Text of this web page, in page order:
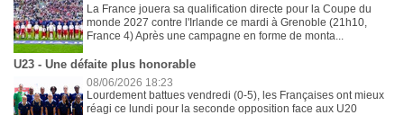
La France jouera sa qualification directe pour la Coupe du
monde 2027 contre l'Irlande ce mardi à Grenoble (21h10,
France 4) Après une campagne en forme de monta...
U23 - Une défaite plus honorable
08/06/2026 18:23
Lourdement battues vendredi (0-5), les Françaises ont mieux
réagi ce lundi pour la seconde opposition face aux U20